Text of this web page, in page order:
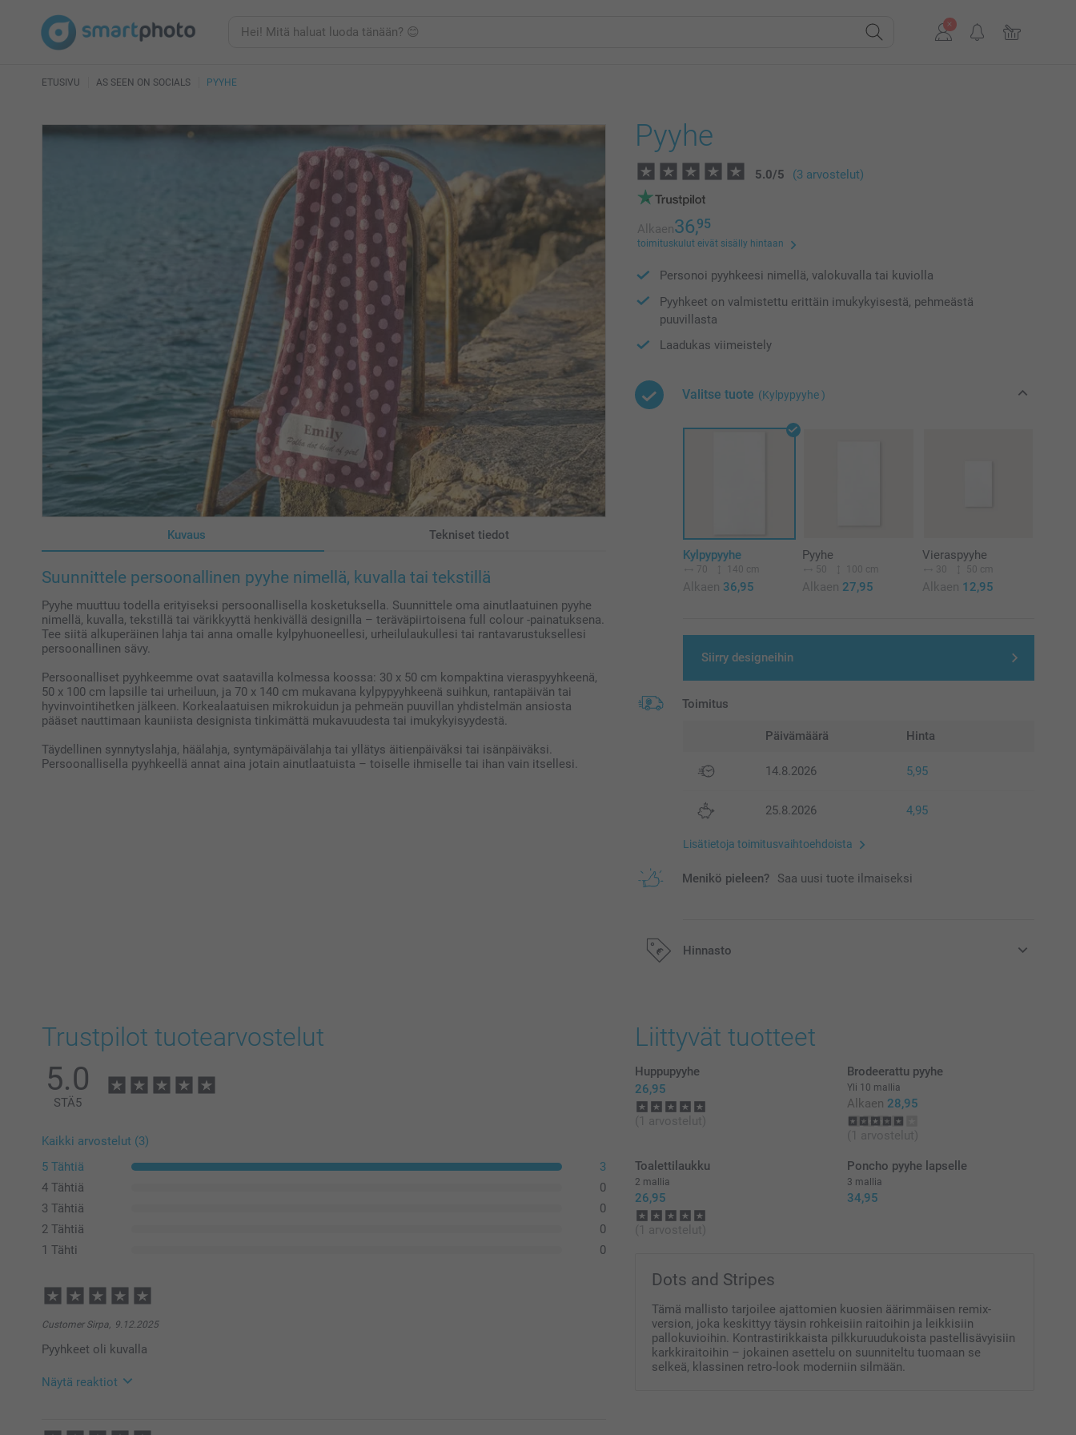
ETUSIVU AS SEEN ON SOCIALS PYYHE
Kuvaus Tekniset tiedot
Suunnittele persoonallinen pyyhe nimellä, kuvalla tai tekstillä
Pyyhe muuttuu todella erityiseksi persoonallisella kosketuksella. Suunnittele oma ainutlaatuinen pyyhe
nimellä, kuvalla, tekstillä tai värikkyyttä henkivällä designilla – teräväpiirtoisena full colour -painatuksena.
Tee siitä alkuperäinen lahja tai anna omalle kylpyhuoneellesi, urheilulaukullesi tai rantavarustuksellesi
persoonallinen sävy.
Persoonalliset pyyhkeemme ovat saatavilla kolmessa koossa: 30 x 50 cm kompaktina vieraspyyhkeenä,
50 x 100 cm lapsille tai urheiluun, ja 70 x 140 cm mukavana kylpypyyhkeenä suihkun, rantapäivän tai
hyvinvointihetken jälkeen. Korkealaatuisen mikrokuidun ja pehmeän puuvillan yhdistelmän ansiosta
pääset nauttimaan kauniista designista tinkimättä mukavuudesta tai imukykyisyydestä.
Täydellinen synnytyslahja, häälahja, syntymäpäivälahja tai yllätys äitienpäiväksi tai isänpäiväksi.
Persoonallisella pyyhkeellä annat aina jotain ainutlaatuista – toiselle ihmiselle tai ihan vain itsellesi.
Pyyhe
5.0/5 (3 arvostelut)
Alkaen36,95
toimituskulut eivät sisälly hintaan
Personoi pyyhkeesi nimellä, valokuvalla tai kuviolla
Pyyhkeet on valmistettu erittäin imukykyisestä, pehmeästä
puuvillasta
Laadukas viimeistely
Valitse tuote (Kylpypyyhe )
Kylpypyyhe
70 140 cm
Alkaen 36,95
Pyyhe
50 100 cm
Alkaen 27,95
Vieraspyyhe
30 50 cm
Alkaen 12,95
Siirry designeihin
Toimitus
Päivämäärä Hinta
14.8.2026 5,95
25.8.2026 4,95
Lisätietoja toimitusvaihtoehdoista
Menikö pieleen? Saa uusi tuote ilmaiseksi
Hinnasto
Trustpilot tuotearvostelut
5.0
STÄ5
Kaikki arvostelut (3)
5 Tähtiä
3
4 Tähtiä
0
3 Tähtiä
0
2 Tähtiä
0
1 Tähti
0
Customer Sirpa, 9.12.2025
Pyyhkeet oli kuvalla
Näytä reaktiot
Liittyvät tuotteet
Huppupyyhe
26,95
(1 arvostelut)
Brodeerattu pyyhe
Yli 10 mallia
Alkaen 28,95
(1 arvostelut)
Toalettilaukku
2 mallia
26,95
(1 arvostelut)
Poncho pyyhe lapselle
3 mallia
34,95
Dots and Stripes
Tämä mallisto tarjoilee ajattomien kuosien äärimmäisen remix-
version, joka keskittyy täysin rohkeisiin raitoihin ja leikkisiin
pallokuvioihin. Kontrastirikkaista pilkkuruudukoista pastellisävyisiin
karkkiraitoihin – jokainen asettelu on suunniteltu tuomaan se
selkeä, klassinen retro-look moderniin silmään.